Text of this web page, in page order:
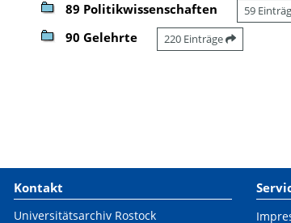
89 Politikwissenschaften 59
90 Gelehrte 220 Einträge
Kontakt
Universitätsarchiv Rostock